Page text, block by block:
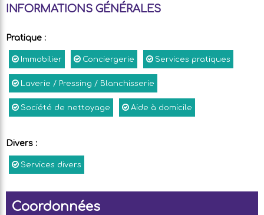
INFORMATIONS GÉNÉRALES
Pratique :
Immobilier Conciergerie Services pratiques
Laverie / Pressing / Blanchisserie
Société de nettoyage Aide à domicile
Divers :
Services divers
Coordonnées